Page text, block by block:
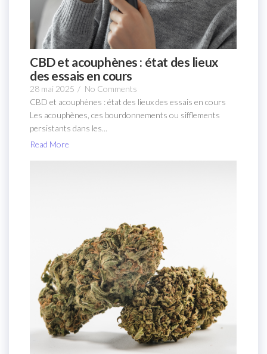
CBD et acouphènes : état des lieux
des essais en cours
28 mai 2025 / No Comments
CBD et acouphènes : état des lieux des essais en cours
Les acouphènes, ces bourdonnements ou sifflements
persistants dans les...
Read More